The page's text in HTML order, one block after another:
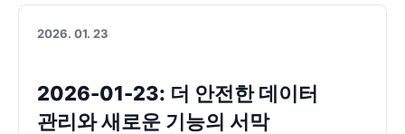
2026. 01. 23
2026-01-23: 더 안전한 데이터
관리와 새로운 기능의 서막